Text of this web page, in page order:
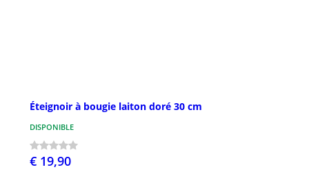
Éteignoir à bougie laiton doré 30 cm
DISPONIBLE
€ 19,90